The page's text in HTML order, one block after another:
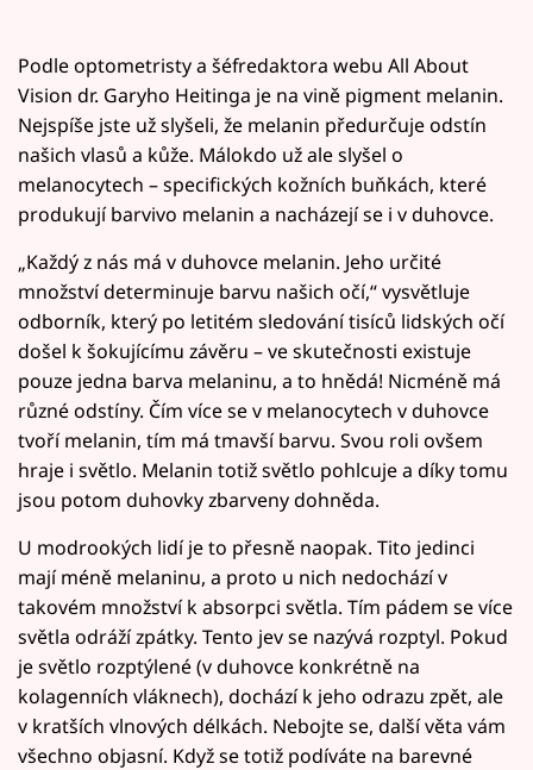
Podle optometristy a šéfredaktora webu All About
Vision dr. Garyho Heitinga je na vině pigment melanin.
Nejspíše jste už slyšeli, že melanin předurčuje odstín
našich vlasů a kůže. Málokdo už ale slyšel o
melanocytech – specifických kožních buňkách, které
produkují barvivo melanin a nacházejí se i v duhovce.
„Každý z nás má v duhovce melanin. Jeho určité
množství determinuje barvu našich očí,“ vysvětluje
odborník, který po letitém sledování tisíců lidských očí
došel k šokujícímu závěru – ve skutečnosti existuje
pouze jedna barva melaninu, a to hnědá! Nicméně má
různé odstíny. Čím více se v melanocytech v duhovce
tvoří melanin, tím má tmavší barvu. Svou roli ovšem
hraje i světlo. Melanin totiž světlo pohlcuje a díky tomu
jsou potom duhovky zbarveny dohněda.
U modrookých lidí je to přesně naopak. Tito jedinci
mají méně melaninu, a proto u nich nedochází v
takovém množství k absorpci světla. Tím pádem se více
světla odráží zpátky. Tento jev se nazývá rozptyl. Pokud
je světlo rozptýlené (v duhovce konkrétně na
kolagenních vláknech), dochází k jeho odrazu zpět, ale
v kratších vlnových délkách. Nebojte se, další věta vám
všechno objasní. Když se totiž podíváte na barevné